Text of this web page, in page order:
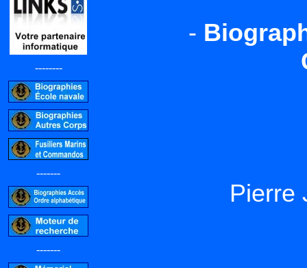
--------
-------
-------
-
Pierre